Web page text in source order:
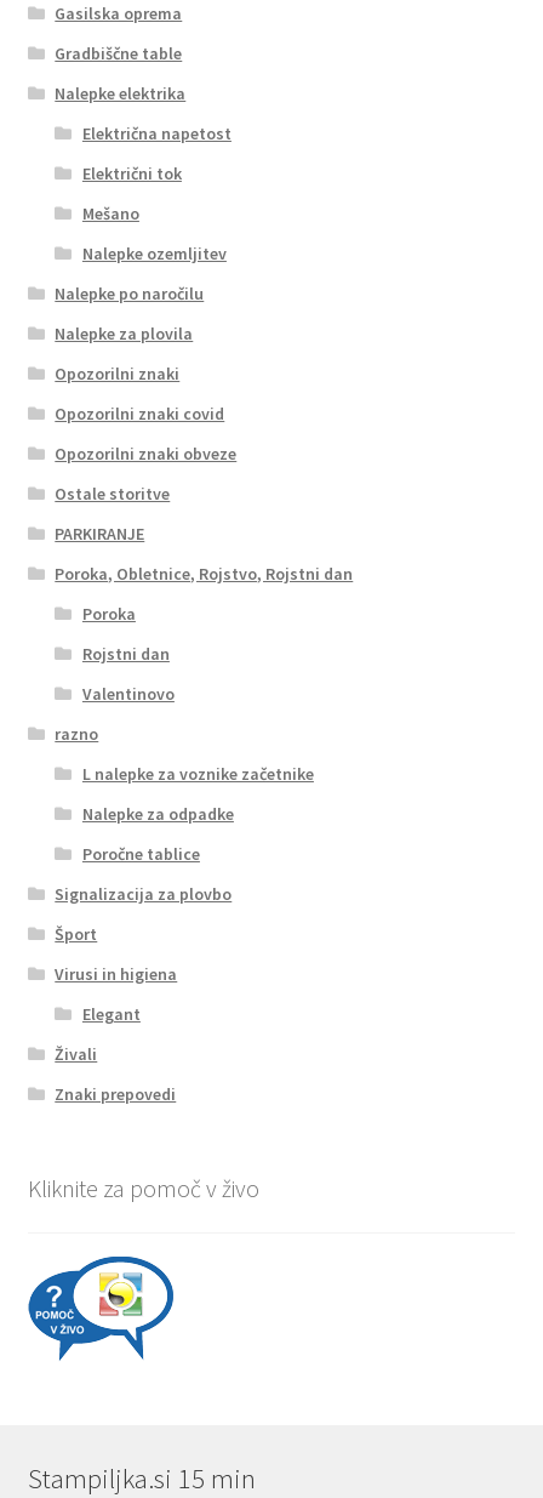
Gasilska oprema
Gradbiščne table
Nalepke elektrika
Električna napetost
Električni tok
Mešano
Nalepke ozemljitev
Nalepke po naročilu
Nalepke za plovila
Opozorilni znaki
Opozorilni znaki covid
Opozorilni znaki obveze
Ostale storitve
PARKIRANJE
Poroka, Obletnice, Rojstvo, Rojstni dan
Poroka
Rojstni dan
Valentinovo
razno
L nalepke za voznike začetnike
Nalepke za odpadke
Poročne tablice
Signalizacija za plovbo
Šport
Virusi in higiena
Elegant
Živali
Znaki prepovedi
Kliknite za pomoč v živo
Stampiljka.si 15 min